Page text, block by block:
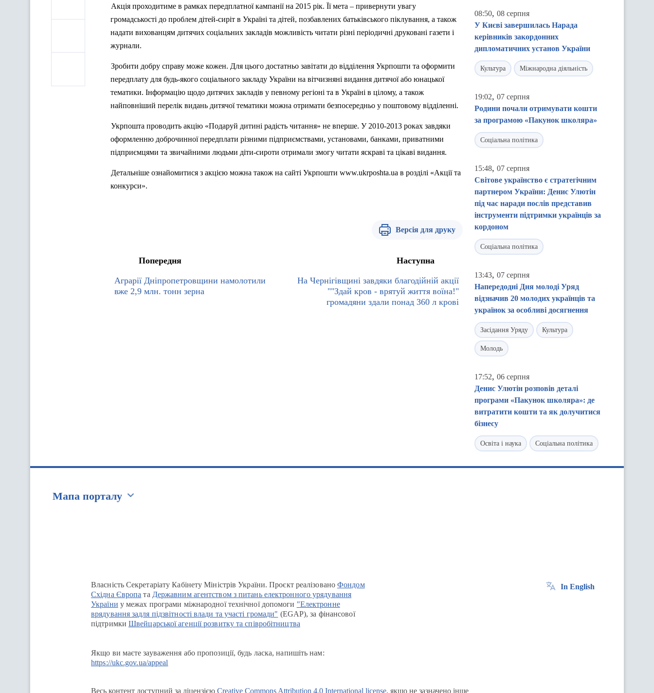
Акція проходитиме в рамках передплатної кампанії на 2015 рік. Її мета – привернути увагу
громадськості до проблем дітей-сиріт в Україні та дітей, позбавлених батьківського піклування, а також
надати вихованцям дитячих соціальних закладів можливість читати різні періодичні друковані газети і
журнали.
Зробити добру справу може кожен. Для цього достатньо завітати до відділення Укрпошти та оформити
передплату для будь-якого соціального закладу України на вітчизняні видання дитячої або юнацької
тематики. Інформацію щодо дитячих закладів у певному регіоні та в Україні в цілому, а також
найповніший перелік видань дитячої тематики можна отримати безпосередньо у поштовому відділенні.
Укрпошта проводить акцію «Подаруй дитині радість читання» не вперше. У 2010-2013 роках завдяки
оформленню доброчинної передплати різними підприємствами, установами, банками, приватними
підприємцями та звичайними людьми діти-сироти отримали змогу читати яскраві та цікаві видання.
Детальніше ознайомитися з акцією можна також на сайті Укрпошти www.ukrposhta.ua в розділі «Акції та
конкурси».
Версія для друку
Попередня
Аграрії Дніпропетровщини намолотили
вже 2,9 млн. тонн зерна
Наступна
На Чернігівщині завдяки благодійній акції
""Здай кров - врятуй життя воїна!"
громадяни здали понад 360 л крові
08:50, 08 серпня
У Києві завершилась Нарада
керівників закордонних
дипломатичних установ України
Культура Міжнародна діяльність
19:02, 07 серпня
Родини почали отримувати кошти
за програмою «Пакунок школяра»
Соціальна політика
15:48, 07 серпня
Світове українство є стратегічним
партнером України: Денис Улютін
під час наради послів представив
інструменти підтримки українців за
кордоном
Соціальна політика
13:43, 07 серпня
Напередодні Дня молоді Уряд
відзначив 20 молодих українців та
українок за особливі досягнення
Засідання Уряду Культура
Молодь
17:52, 06 серпня
Денис Улютін розповів деталі
програми «Пакунок школяра»: де
витратити кошти та як долучитися
бізнесу
Освіта і наука Соціальна політика
Мапа порталу
Власність Секретаріату Кабінету Міністрів України. Проєкт реалізованоФондом
Східна Європа та Державним агентством з питань електронного урядування
України у межах програми міжнародної технічної допомоги "Електронне
врядування задля підзвітності влади та участі громади" (EGAP), за фінансової
підтримки Швейцарської агенції розвитку та співробітництва
Якщо ви маєте зауваження або пропозиції, будь ласка, напишіть нам:
https://ukc.gov.ua/appeal
In English
Весь контент доступний за ліцензією Creative Commons Attribution 4.0 International license, якщо не зазначено інше